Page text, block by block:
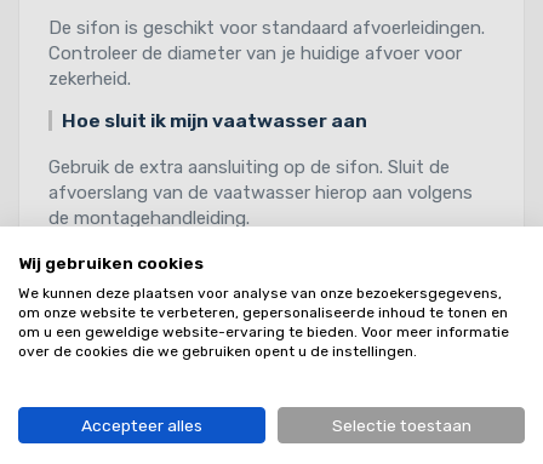
De sifon is geschikt voor standaard afvoerleidingen.
Controleer de diameter van je huidige afvoer voor
zekerheid.
Hoe sluit ik mijn vaatwasser aan
Gebruik de extra aansluiting op de sifon. Sluit de
afvoerslang van de vaatwasser hierop aan volgens
de montagehandleiding.
Is dit model makkelijk schoon te maken
Ja. De sifon kan eenvoudig worden gedemonteerd
zodat je eventuele verstoppingen kunt verwijderen.
De sifon heeft een witte afwerking die netjes onder
de spoelbak past.
Wij gebruiken cookies
We kunnen deze plaatsen voor analyse van onze bezoekersgegevens,
om onze website te verbeteren, gepersonaliseerde inhoud te tonen en
om u een geweldige website-ervaring te bieden. Voor meer informatie
over de cookies die we gebruiken opent u de instellingen.
Accepteer alles Selectie toestaan